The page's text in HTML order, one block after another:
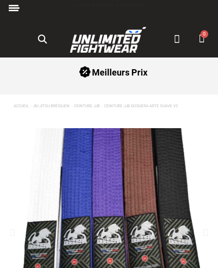
Meilleurs Prix
ACCUEIL JIU JITSU BRÉSILIEN CEINTURE JJB CEINTURE JJB DOGUERA ARTE SUAVE V2